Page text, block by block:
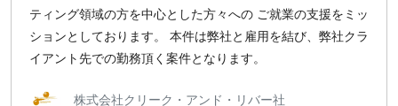
ティング領域の方を中心とした方々への ご就業の支援をミッ
ションとしております。 本件は弊社と雇用を結び、弊社クラ
イアント先での勤務頂く案件となります。
株式会社クリーク・アンド・リバー社